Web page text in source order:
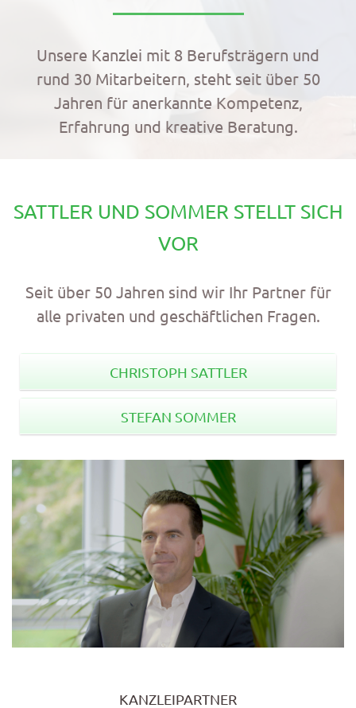
Unsere Kanzlei mit 8 Berufsträgern und
rund 30 Mitarbeitern, steht seit über 50
Jahren für anerkannte Kompetenz,
Erfahrung und kreative Beratung.
SATTLER UND SOMMER STELLT SICH
VOR
Seit über 50 Jahren sind wir Ihr Partner für
alle privaten und geschäftlichen Fragen.
CHRISTOPH SATTLER
STEFAN SOMMER
KANZLEIPARTNER